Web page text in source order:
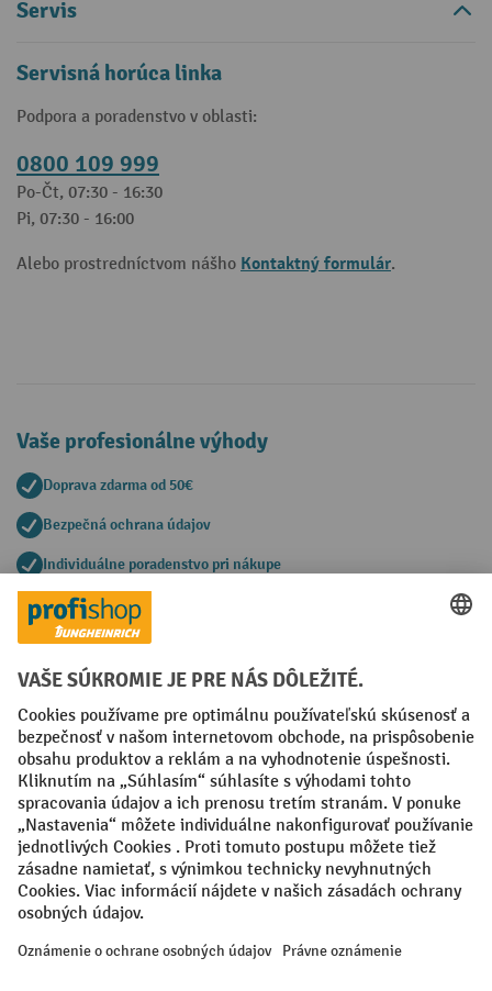
Servis
Servisná horúca linka
Podpora a poradenstvo v oblasti:
0800 109 999
Po-Čt, 07:30 - 16:30
Pi, 07:30 - 16:00
Alebo prostredníctvom nášho Kontaktný formulár.
Vaše profesionálne výhody
Doprava zdarma od 50€
Bezpečná ochrana údajov
Individuálne poradenstvo pri nákupe
Spôsoby platby
Faktúra Predplatba
Sociálne siete
Facebook
YouTube
LinkedIn
Nastavenia ochrany osobných údajov